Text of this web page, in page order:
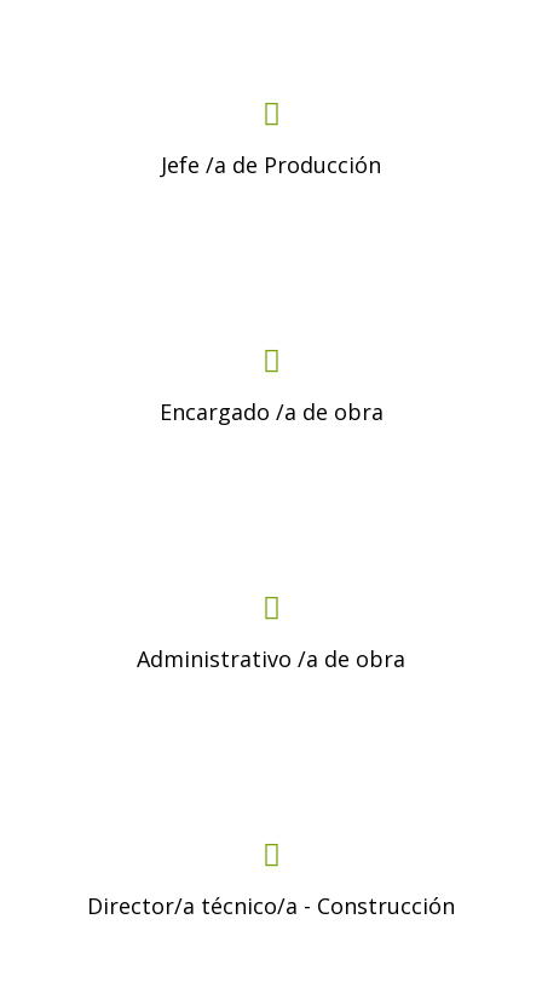
Jefe /a de Producción
Encargado /a de obra
Administrativo /a de obra
Director/a técnico/a - Construcción